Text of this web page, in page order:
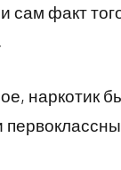
сам факт
наркотик